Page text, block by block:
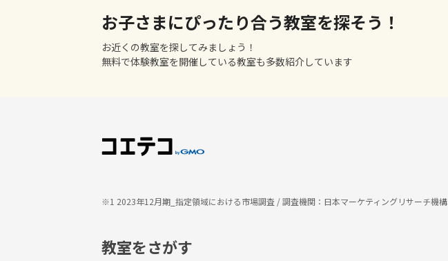
お子さまにぴったり合う教室を探そう！
お近くの教室を探してみましょう！
無料で体験教室を開催している教室も多数紹介しています
※1 2023年12月期_指定領域における市場調査 / 調査機関：日本マーケティングリサーチ機構
教室をさがす